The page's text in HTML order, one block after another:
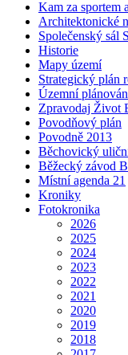
Kam za sportem
Architektonické
Společenský sál
Historie
Mapy území
Strategický plán
Územní
Zpravodaj Život
Povodňový plán
Povodně 2013
Běchovický
Běžecký závod
Místní agenda 21
Kroniky
Fotokronika
2026
2025
2024
2023
2022
2021
2020
2019
2018